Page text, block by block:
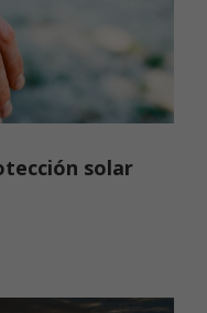
solar